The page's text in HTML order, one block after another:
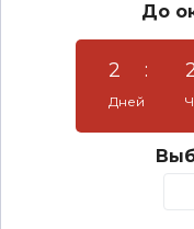
До
2 :
Дней